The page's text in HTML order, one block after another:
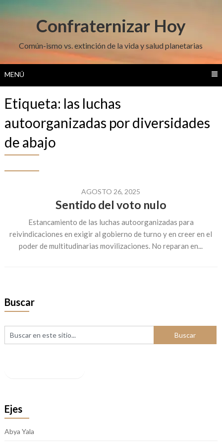
Confraternizar Hoy
Común-ismo vs. extinción de la vida y salud planetarias
MENÚ
Etiqueta: las luchas
autoorganizadas por diversidades
de abajo
AGOSTO 26, 2025
Sentido del voto nulo
Estancamiento de las luchas autoorganizadas para
reivindicaciones en exigir al gobierno de turno y en creer en el
poder de multitudinarias movilizaciones. No reparan en...
Buscar
Ejes
Abya Yala